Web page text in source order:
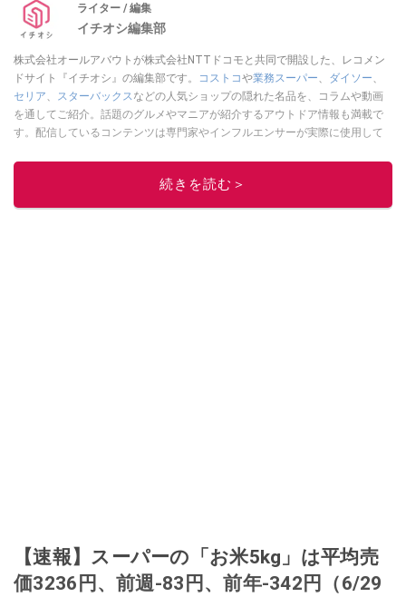
ライター / 編集
イチオシ編集部
株式会社オールアバウトが株式会社NTTドコモと共同で開設した、レコメン
ドサイト『イチオシ』の編集部です。
コストコや業務スーパー、 ダイソー、
セリア、 スターバックスなどの人気ショップの隠れた名品を、コラムや動画
を通してご紹介。話題のグルメやマニアが紹介するアウトドア情報も満載で
す。配信しているコンテンツは専門家やインフルエンサーが実際に使用して
ニュースでフォロー
続きを読む＞
【速報】スーパーの「お米5kg」は平均売
価3236円、前週-83円、前年-342円（6/29